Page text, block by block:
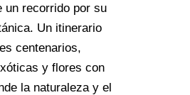
un recorrido por su
Un itinerario
centenarios,
y flores con
la naturaleza y el